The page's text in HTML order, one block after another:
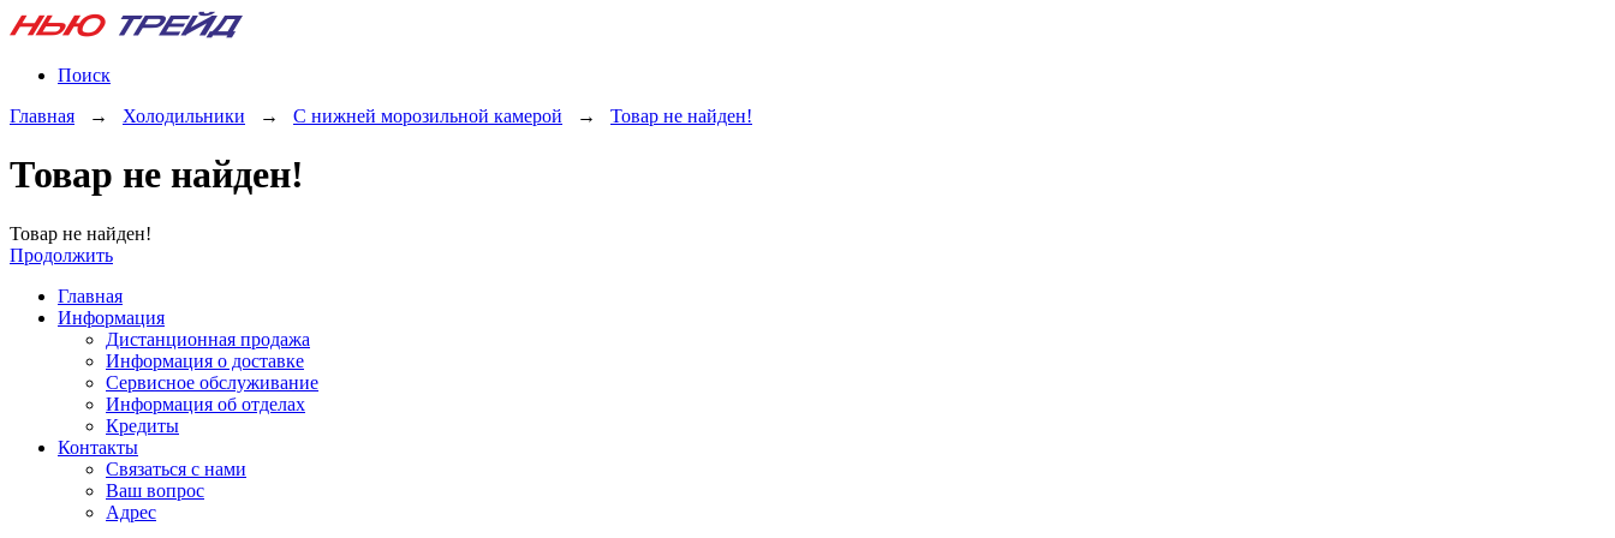
Поиск
Главная → Холодильники → С нижней морозильной камерой → Товар не найден!
Товар не найден!
Товар не найден!
Продолжить
Главная
Информация
Дистанционная продажа
Информация о доставке
Сервисное обслуживание
Информация об отделах
Кредиты
Контакты
Связаться с нами
Ваш вопрос
Адрес